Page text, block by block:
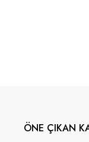
ÖNE ÇIKAN